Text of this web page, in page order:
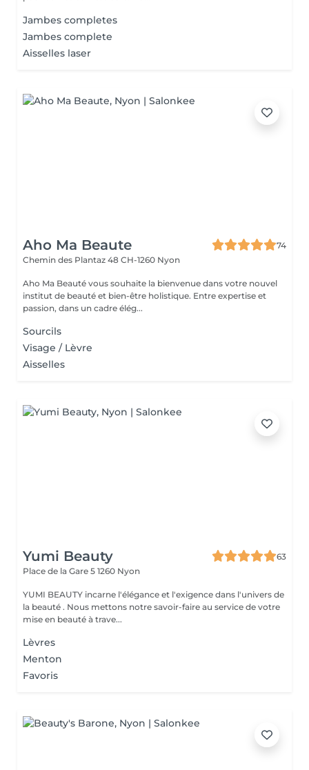
Jambes completes
Jambes complete
Aisselles laser
Aho Ma Beaute
74
Chemin des Plantaz 48 CH-1260 Nyon
Aho Ma Beauté vous souhaite la bienvenue dans votre nouvel
institut de beauté et bien-être holistique. Entre expertise et
passion, dans un cadre élég...
Sourcils
Visage / Lèvre
Aisselles
Yumi Beauty
63
Place de la Gare 5 1260 Nyon
YUMI BEAUTY incarne l'élégance et l'exigence dans l'univers de
la beauté . Nous mettons notre savoir-faire au service de votre
mise en beauté à trave...
Lèvres
Menton
Favoris